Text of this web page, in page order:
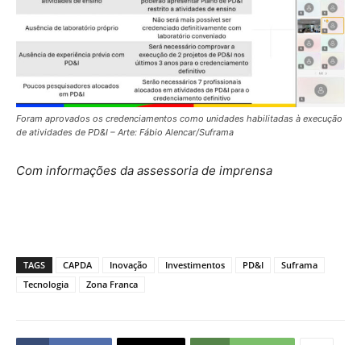
Foram aprovados os credenciamentos como unidades habilitadas à execução
de atividades de PD&I – Arte: Fábio Alencar/Suframa
Com informações da assessoria de imprensa
TAGS CAPDA Inovação Investimentos PD&I
Suframa
Tecnologia
Zona Franca